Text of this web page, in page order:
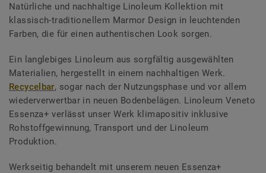
Natürliche und nachhaltige Linoleum Kollektion mit
klassisch-traditionellem Marmor Design in leuchtenden
Farben, die für einen authentischen Look sorgen.
Ein langlebiges Linoleum aus sorgfältig ausgewählten
Materialien, hergestellt in einem nachhaltigen Werk.
Recycelbar, sogar nach der Nutzungsphase und vor allem
wiederverwertbar in neuen Bodenbelägen. Linoleum Veneto
Essenza+ verlässt unser Werk klimapositiv inklusive
Rohstoffgewinnung, Transport und der Linoleum
Produktion.
Werkseitig behandelt mit unserem neuen Essenza+